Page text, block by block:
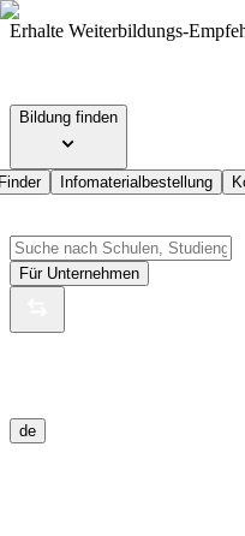
Erhalte Weiterbildungs-
Bildung finden
Infomaterialbestellung
Für Unternehmen
de